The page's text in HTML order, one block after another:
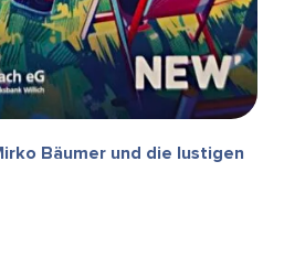
Bäumer und die lustigen